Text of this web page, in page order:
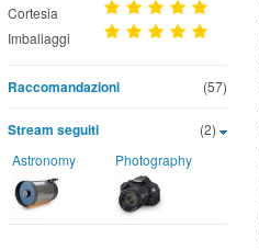
Cortesia
Imballaggi
(57)
Raccomandazioni
(2)
Stream seguiti
Astronomy Photography